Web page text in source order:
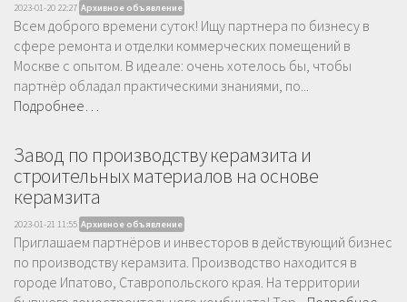
2023-01-20 22:27 Архивное объявление
Всем доброго времени суток! Ищу партнера по бизнесу в
сфере ремонта и отделки коммерческих помещений в
Москве с опытом. В идеале: очень хотелось бы, чтобы
партнёр обладал практическими знаниями, по...
Подробнее…
Завод по производству керамзита и
строительных материалов на основе
керамзита
2023-01-21 11:55 Архивное объявление
Приглашаем партнёров и инвесторов в действующий бизнес
по производству керамзита. Производство находится в
городе Ипатово, Ставропольского края. На территории